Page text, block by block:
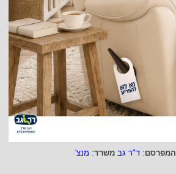
המפרסם: ד"ר גב משרד: מנצ'